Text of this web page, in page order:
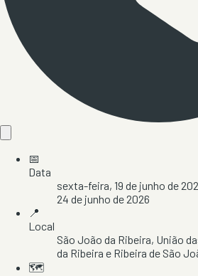
📅
Data
sexta-feira, 19 de junho de
24 de junho de 2026
📍
Local
São João da Ribeira, União
da Ribeira e Ribeira de São
🗺️